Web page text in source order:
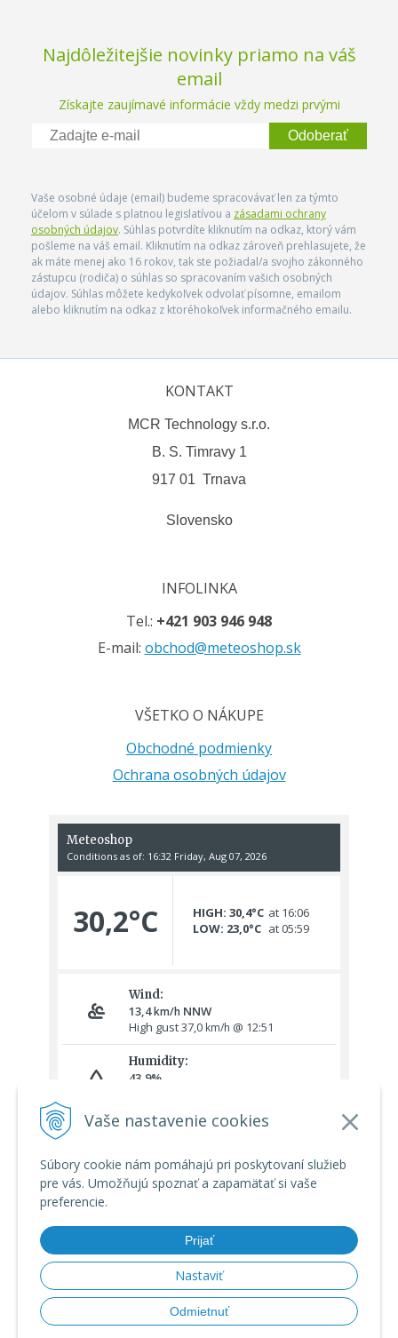
Vaše nastavenie cookies
Súbory cookie nám pomáhajú pri poskytovaní služieb
pre vás. Umožňujú spoznať a zapamätať si vaše
preferencie.
Prijať
Nastaviť
Odmietnuť
Najdôležitejšie novinky priamo na váš
email
Získajte zaujímavé informácie vždy medzi prvými
Odoberať
Vaše osobné údaje (email) budeme spracovávať len za týmto
účelom v súlade s platnou legislatívou a zásadami ochrany
osobných údajov. Súhlas potvrdíte kliknutím na odkaz, ktorý vám
pošleme na váš email. Kliknutím na odkaz zároveň prehlasujete, že
ak máte menej ako 16 rokov, tak ste požiadal/a svojho zákonného
zástupcu (rodiča) o súhlas so spracovaním vašich osobných
údajov. Súhlas môžete kedykoľvek odvolať písomne, emailom
alebo kliknutím na odkaz z ktoréhokoľvek informačného emailu.
KONTAKT
MCR Technology s.r.o.
B. S. Timravy 1
917 01 Trnava
Slovensko
INFOLINKA
Tel.: +421 903 946 948
E-mail: obchod@meteoshop.sk
VŠETKO O NÁKUPE
Obchodné podmienky
Ochrana osobných údajov
© 2026 Meteoshop.sk • tvorba eshopu cez UNIobchod
webhosting